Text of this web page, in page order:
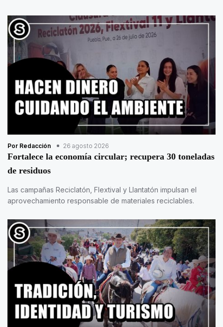
Por Redacción 26 agosto 2026
Fortalece la economía circular; recupera 30 toneladas
de residuos
Las campañas Reciclatón, Flextival y Llantatón impulsan el
aprovechamiento responsable de materiales reciclables.